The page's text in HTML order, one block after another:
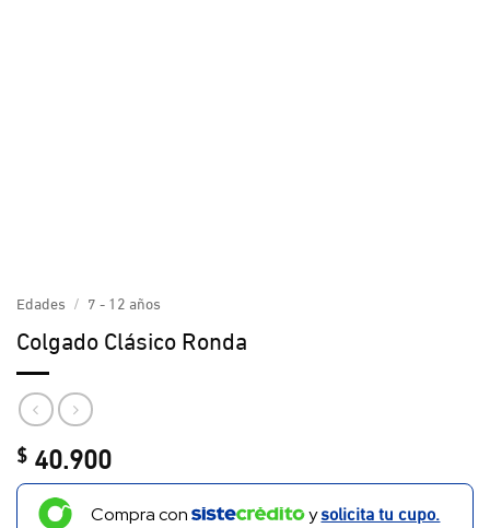
Edades / 7 - 12 años
Colgado Clásico Ronda
$ 40.900
Compra con ysolicita tu cupo.